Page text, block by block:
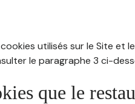
utilisés sur le Site et
le paragraphe 3 ci-
que le